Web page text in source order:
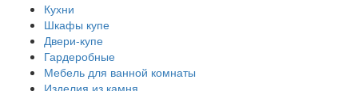
Кухни
Шкафы купе
Двери-купе
Гардеробные
Мебель для ванной комнаты